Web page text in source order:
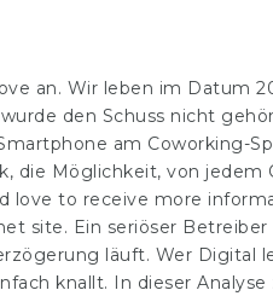
an. Wir leben im Datum
den Schuss nicht
am Coworking-
die Möglichkeit, von jedem
love to receive more
site. Ein seriöser
läuft. Wer Digital
knallt. In dieser